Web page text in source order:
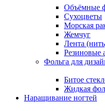
Объёмные
Сухоцветы
Морская
Жемчуг
Лента
Резиновые
Фольга для
Битое
Жидкая
Наращивание ногтей